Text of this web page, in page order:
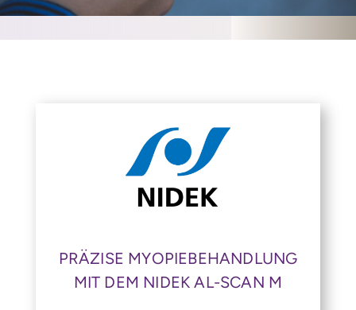
PRÄZISE MYOPIEBEHANDLUNG
MIT DEM NIDEK AL-SCAN M